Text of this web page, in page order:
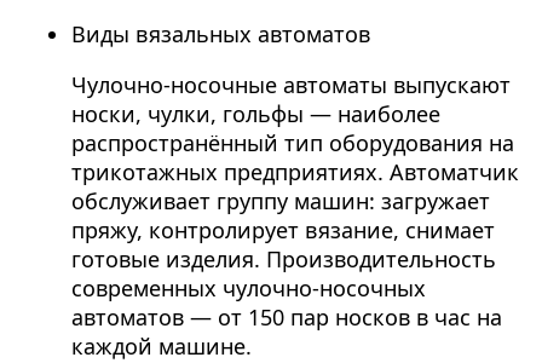
Виды вязальных автоматов
Чулочно-носочные автоматы выпускают
носки, чулки, гольфы — наиболее
распространённый тип оборудования на
трикотажных предприятиях. Автоматчик
обслуживает группу машин: загружает
пряжу, контролирует вязание, снимает
готовые изделия. Производительность
современных чулочно-носочных
автоматов — от 150 пар носков в час на
каждой машине.